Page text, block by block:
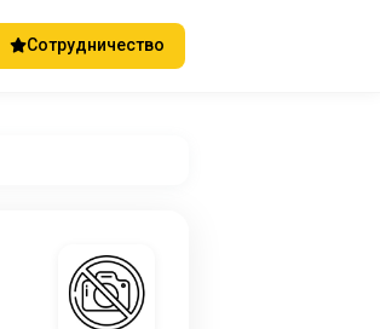
Сотрудничество